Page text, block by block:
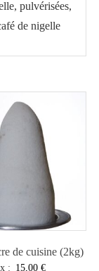
pulvérisées,
de nigelle
de cuisine (2kg)
: 15,00€